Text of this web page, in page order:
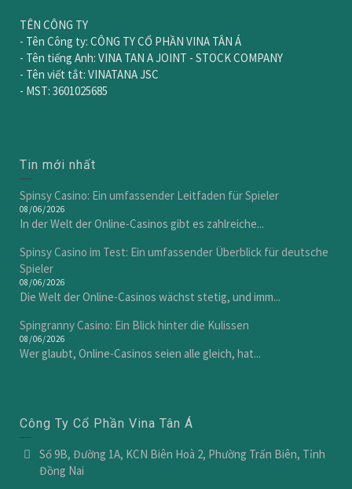
TÊN CÔNG TY
- Tên Công ty: CÔNG TY CỔ PHẦN VINA TÂN Á
- Tên tiếng Anh: VINA TAN A JOINT - STOCK COMPANY
- Tên viết tắt: VINATANA JSC
- MST: 3601025685
Tin mới nhất
Spinsy Casino: Ein umfassender Leitfaden für Spieler
08/06/2026
In der Welt der Online-Casinos gibt es zahlreiche...
Spinsy Casino im Test: Ein umfassender Überblick für deutsche
Spieler
08/06/2026
Die Welt der Online-Casinos wächst stetig, und imm...
Spingranny Casino: Ein Blick hinter die Kulissen
08/06/2026
Wer glaubt, Online-Casinos seien alle gleich, hat...
Công Ty Cổ Phần Vina Tân Á
Số 9B, Đường 1A, KCN Biên Hoà 2, Phường Trấn Biên, Tỉnh
Đồng Nai